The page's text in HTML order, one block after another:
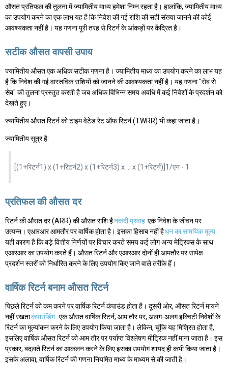
औसत प्रतिफल की तुलना में ज्यामितीय माध्य हमेशा निम्न रहता है। हालांकि, ज्यामितीय माध्य
का उपयोग करने का एक लाभ यह है कि निवेश की गई राशि की सही संख्या जानने की कोई
आवश्यकता नहीं है। यह गणना पूरी तरह से रिटर्न के आंकड़ों पर केंद्रित है।
सटीक औसत वापसी उपाय
ज्यामितीय औसत एक अधिक सटीक गणना है। ज्यामितीय माध्य का उपयोग करने का लाभ यह
है कि निवेश की गई वास्तविक राशियों को जानने की आवश्यकता नहीं है। यह गणना "सेब से
सेब" की तुलना प्रस्तुत करती है जब अधिक विभिन्न समय अवधि में कई निवेशों के प्रदर्शन को
देखते हुए।
ज्यामितीय औसत रिटर्न को टाइम वेटेड रेट ऑफ रिटर्न (TWRR) भी कहा जाता है।
ज्यामितीय सूत्र है:
[(1+रिटर्न1) x (1+रिटर्न2) x (1+रिटर्न3) x ... x (1+रिटर्न)]1/एन - 1
प्रतिफल की औसत दर
रिटर्न की औसत दर (ARR) की औसत राशि हैनकदी प्रवाह एक निवेश के जीवन पर
उत्पन्न। एआरआर आमतौर पर वार्षिक होता है। इसका हिसाब नहीं हैधन का सामयिक मूल्य
यही कारण है कि बड़े वित्तीय निर्णयों पर विचार करते समय कई लोग अन्य मेट्रिक्स के साथ
एआरआर का उपयोग करते हैं। औसत रिटर्न और एआरआर दोनों ही आमतौर पर सापेक्ष
प्रदर्शन स्तरों को निर्धारित करने के लिए उपयोग किए जाने वाले तरीके हैं।
वार्षिक रिटर्न बनाम औसत रिटर्न
पिछले रिटर्न को कम करने पर वार्षिक रिटर्न कंपाउंड होता है। दूसरी ओर, औसत रिटर्न मायने
नहीं रखताकंपाउंडिंग. एक औसत वार्षिक रिटर्न, आम तौर पर, अलग-अलग इक्विटी निवेशों के
रिटर्न का मूल्यांकन करने के लिए उपयोग किया जाता है। लेकिन, चूंकि यह मिश्रित होता है,
इसलिए वार्षिक औसत रिटर्न को आम तौर पर पर्याप्त विश्लेषण मीट्रिक नहीं माना जाता है। इस
प्रकार, बदलते रिटर्न का आकलन करने के लिए इसका उपयोग शायद ही कभी किया जाता है।
इसके अलावा, वार्षिक रिटर्न की गणना नियमित माध्य के माध्यम से की जाती है।